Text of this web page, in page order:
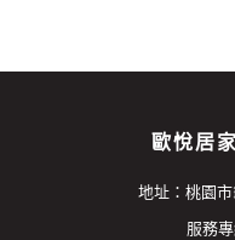
歐悅居
地址：桃園
服務